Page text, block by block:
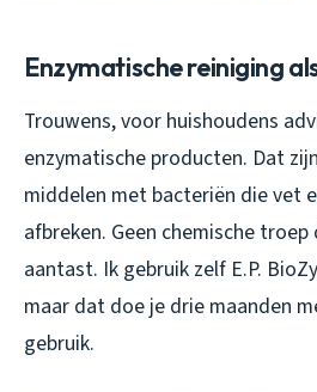
Enzymatische reiniging
Trouwens, voor huishoudens
enzymatische producten. Dat
middelen met bacteriën die vet
afbreken. Geen chemische
aantast. Ik gebruik zelf E.P.
maar dat doe je drie maanden
gebruik.